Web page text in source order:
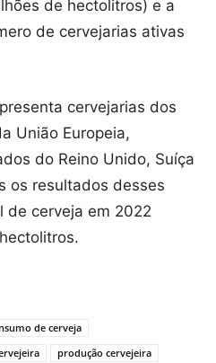
de hectolitros) e a
de cervejarias ativas
cervejarias dos
União Europeia,
do Reino Unido, Suíça
os resultados desses
de cerveja em 2022
de cerveja
produção cervejeira